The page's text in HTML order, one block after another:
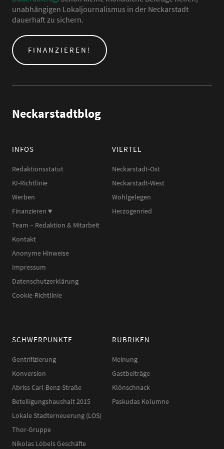
unabhängigen Lokaljournalismus in der Neckarstadt
dauerhaft zu sichern.
FINANZIEREN!
Neckarstadtblog
INFOS
Redaktionsstatut
KI-Richtlinie
Werben
Finanzieren ♥︎
Team – Redaktion & Mitarbeit
Kontakt
Anonyme Hinweise
Impressum
Datenschutzerklärung
Cookie-Richtlinie
VIERTEL
Neckarstadt-Ost
Neckarstadt-West
Wohlgelegen
Herzogenried
SCHWERPUNKTE
Gentrifizierung
Konversion
Abriss Carl-Benz-Straße
Beteiligungshaushalt 2015
Lokale Stadterneuerung (LOS)
Thor-Gruppe
Nikolas Löbels Geschäfte
RUBRIKEN
Meinung
Gastbeiträge
Klönschnack
Paskudas Kolumne